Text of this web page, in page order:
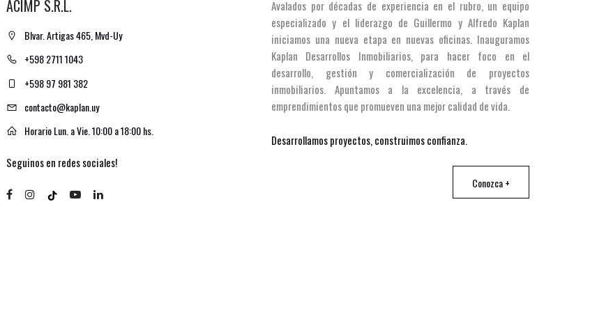
ACIMP S.R.L.
Blvar. Artigas 465, Mvd-Uy
+598 2711 1043
+598 97 981 382
contacto@kaplan.uy
Horario Lun. a Vie. 10:00 a 18:00 hs.
Seguinos en redes sociales!
Avalados por décadas de experiencia en el rubro, un equipo
especializado y el liderazgo de Guillermo y Alfredo Kaplan
iniciamos una nueva etapa en nuevas oficinas. Inauguramos
Kaplan Desarrollos Inmobiliarios, para hacer foco en el
desarrollo, gestión y comercialización de proyectos
inmobiliarios. Apuntamos a la excelencia, a través de
emprendimientos que promueven una mejor calidad de vida.
Desarrollamos proyectos, construimos confianza.
Conozca +